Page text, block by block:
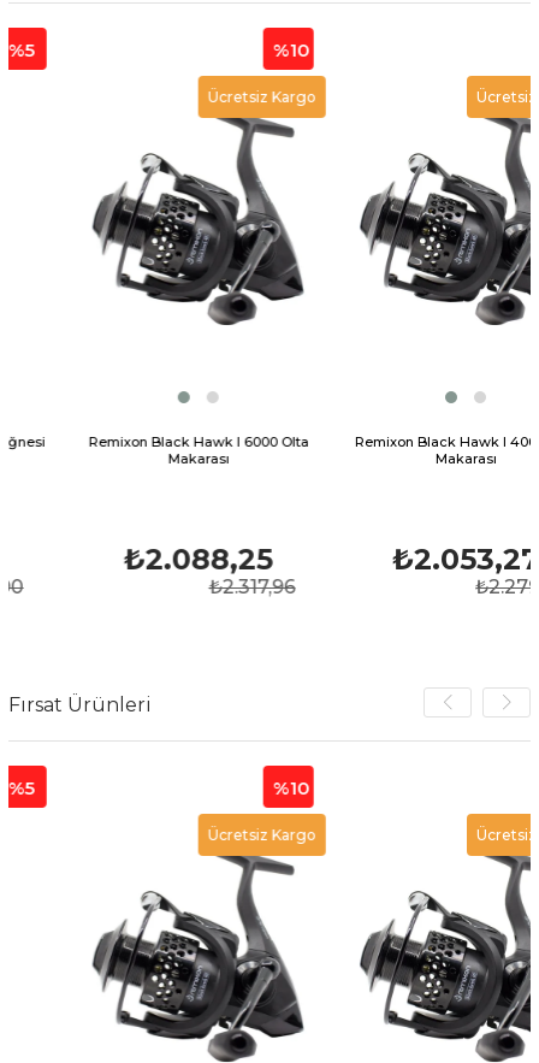
Remixon Black Hawk I 6000 Olta
Makarası
₺2.088,25
₺2.317,96
Ücretsiz Kargo
Remixon Black Hawk I 4000 Olta
Makarası
₺2.053,27
₺2.279,13
Ücretsiz Kargo
Fırsat Ürünleri
Ücretsiz Kargo Ücretsiz Kargo